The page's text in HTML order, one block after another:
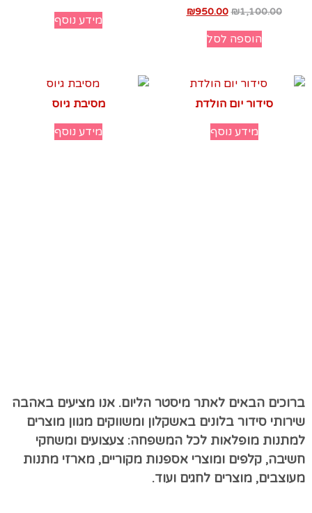
₪1,100.00
₪950.00
הוספה לסל
מידע נוסף
סידור יום הולדת
מידע נוסף
מסיבת גיוס
מידע נוסף
ברוכים הבאים לאתר מיסטר הליום. אנו מציעים באהבה
שירותי סידור בלונים באשקלון ומשווקים מגוון מוצרים
למתנות מופלאות לכל המשפחה: צעצועים ומשחקי
חשיבה, קלפים ומוצרי אספנות מקוריים, מארזי מתנות
מעוצבים, מוצרים לחגים ועוד.